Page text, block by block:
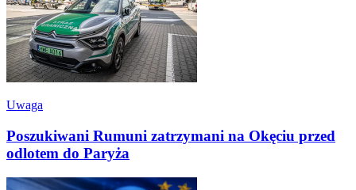
Uwaga
Poszukiwani Rumuni zatrzymani na Okęciu przed
odlotem do Paryża